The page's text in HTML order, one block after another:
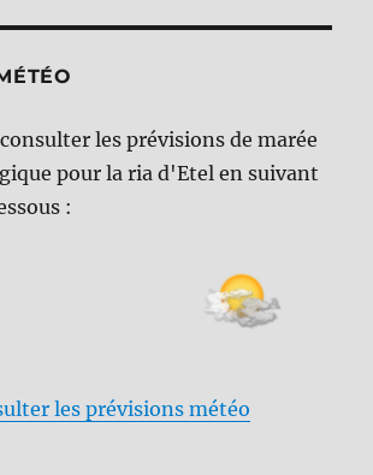
les prévisions de marée
pour la ria d'Etel en suivant
:
les prévisions météo